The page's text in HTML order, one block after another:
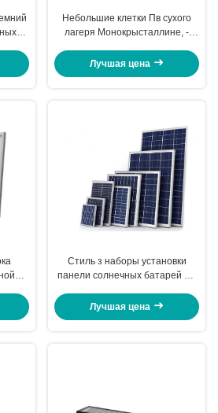
Небольшие клетки Пв сухого
лагеря Монокрысталлине, -
солнечных батарей 40 ватт
Лучшая цена
Стиль з наборы установки
панели солнечных батарей ДК
выдающее низко- светлое
Лучшая цена